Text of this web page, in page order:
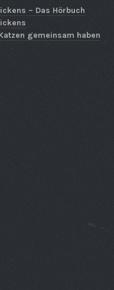
– Das Hörbuch
gemeinsam haben